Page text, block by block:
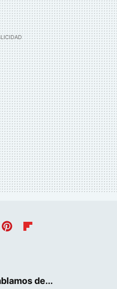
de...